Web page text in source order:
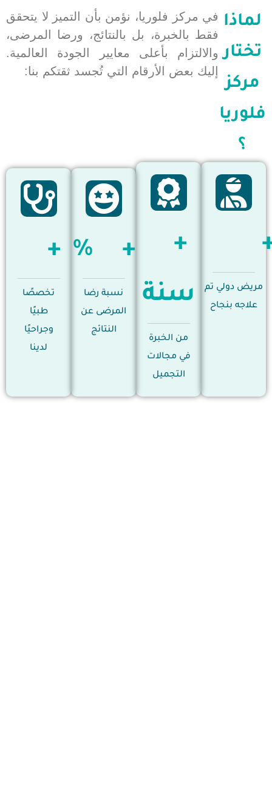
لماذا
تختار
مركز
فلوريا
؟
في مركز فلوريا، نؤمن بأن التميز لا يتحقق
فقط بالخبرة، بل بالنتائج، ورضا المرضى،
والالتزام بأعلى معايير الجودة العالمية.
إليك بعض الأرقام التي تُجسد ثقتكم بنا:
مريض دولي تم
علاجه بنجاح
+
سنة
من الخبرة
في مجالات
التجميل
+%
نسبة رضا
المرضى عن
النتائج
+
تخصصًا
طبيًا
وجراحيًا
لدينا